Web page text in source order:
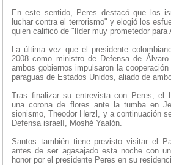
En este sentido, Peres destacó que los
luchar contra el terrorismo" y elogió los
quien calificó de "líder muy prometedor para
La última vez que el presidente
2008 como ministro de Defensa de
ambos gobiernos impulsaron la
paraguas de Estados Unidos, aliado de
Tras finalizar su entrevista con Peres, el
una corona de flores ante la tumba en
sionismo, Theodor Herzl, y a continuación
Defensa israelí, Moshé Yaalón.
Santos también tiene previsto visitar el
antes de ser agasajado esta noche con
honor por el presidente Peres en su